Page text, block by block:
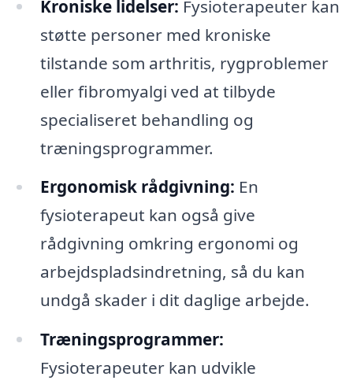
Kroniske lidelser: Fysioterapeuter kan
støtte personer med kroniske
tilstande som arthritis, rygproblemer
eller fibromyalgi ved at tilbyde
specialiseret behandling og
træningsprogrammer.
Ergonomisk rådgivning: En
fysioterapeut kan også give
rådgivning omkring ergonomi og
arbejdspladsindretning, så du kan
undgå skader i dit daglige arbejde.
Træningsprogrammer:
Fysioterapeuter kan udvikle